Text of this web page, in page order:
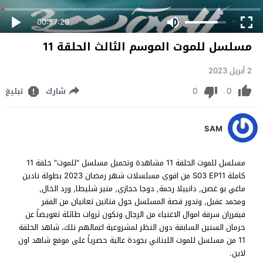
00:57:29
مسلسل للموت الموسم الثالث الحلقة 11
2 أبريل 2023
0
0 شارك تبليغ
SAM
مسلسل للموت الحلقة 11 مشاهدة وتحميل مسلسل "للموت" حلقة 11
كاملة S03 EP11 من اقوي مسلسلات شهر رمضان 2023 بطولة نادين
ماغي بو غصن, دانييلا رحمة, دوجا حجازي, منير شليطا, ورد الخال,
ومحمد عقيل, وتدور قصة المسلسل حول فتاتين تعانيان من الفقر
فيقرران سرقة اموال الاغنياء من الرجال وتكون ثروات طائلة تعويضاً عن
حرمان السنين السابقة دون النظر لمشروعية اعمالهم تلك، شاهد الحلقة
11 من مسلسل للموت اللبناني بجودة عالية حصرياً على موقع شاهد اون
لاين.